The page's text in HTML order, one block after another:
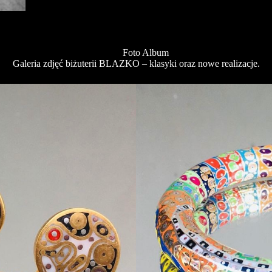
Foto Album
Galeria zdjęć biżuterii BLAZKO – klasyki oraz nowe realizacje.